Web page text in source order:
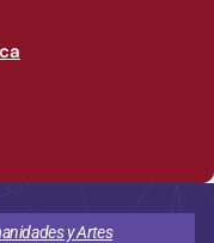
y Artes